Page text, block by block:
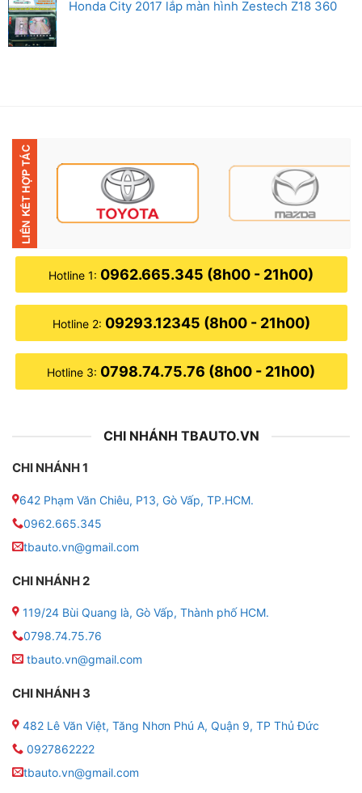
Honda City 2017 lắp màn hình Zestech Z18 360
Hotline 1: 0962.665.345 (8h00 - 21h00)
Hotline 2: 09293.12345 (8h00 - 21h00)
Hotline 3: 0798.74.75.76 (8h00 - 21h00)
CHI NHÁNH TBAUTO.VN
CHI NHÁNH 1
642 Phạm Văn Chiêu, P13, Gò Vấp, TP.HCM.
0962.665.345
tbauto.vn@gmail.com
CHI NHÁNH 2
119/24 Bùi Quang là, Gò Vấp, Thành phố HCM.
0798.74.75.76
tbauto.vn@gmail.com
CHI NHÁNH 3
482 Lê Văn Việt, Tăng Nhơn Phú A, Quận 9, TP Thủ Đức
0927862222
tbauto.vn@gmail.com